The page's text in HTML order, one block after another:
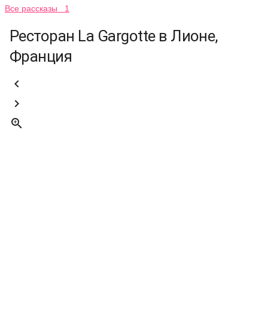
Все рассказы 1
Ресторан La Gargotte в Лионе,
Франция


